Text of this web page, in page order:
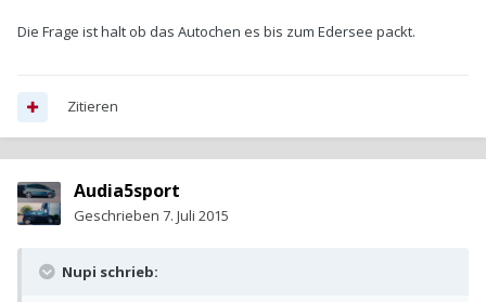
Die Frage ist halt ob das Autochen es bis zum Edersee packt.
Zitieren
Audia5sport
Geschrieben 7. Juli 2015
Nupi schrieb: